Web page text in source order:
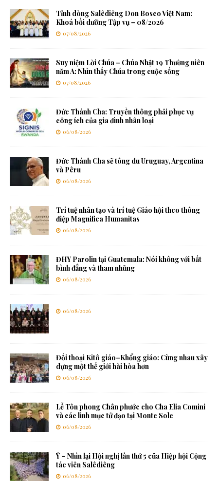
Tỉnh dòng Salêdiêng Don Bosco Việt Nam:
Khoá bồi dưỡng Tập vụ – 08/2026
07/08/2026
Suy niệm Lời Chúa – Chúa Nhật 19 Thường niên
năm A: Nhìn thấy Chúa trong cuộc sống
07/08/2026
Đức Thánh Cha: Truyền thông phải phục vụ
công ích của gia đình nhân loại
06/08/2026
Đức Thánh Cha sẽ tông du Uruguay, Argentina
và Pêru
06/08/2026
Trí tuệ nhân tạo và trí tuệ Giáo hội theo thông
điệp Magnifica Humanitas
06/08/2026
ĐHY Parolin tại Guatemala: Nói không với bất
bình đẳng và tham nhũng
06/08/2026
06/08/2026
Đối thoại Kitô giáo–Khổng giáo: Cùng nhau xây
dựng một thế giới hài hòa hơn
06/08/2026
Lễ Tôn phong Chân phước cho Cha Elia Comini
và các linh mục tử đạo tại Monte Sole
06/08/2026
Ý – Nhìn lại Hội nghị lần thứ 5 của Hiệp hội Cộng
tác viên Salêdiêng
06/08/2026